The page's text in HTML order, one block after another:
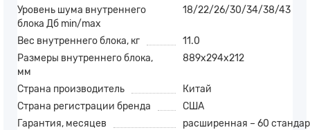
Уровень шума внутреннего
блока Дб min/max
18/22/26/30/34/38/43
Вес внутреннего блока, кг
11.0
Размеры внутреннего блока,
мм
889х294х212
Страна производитель
Китай
Страна регистрации бренда
США
Гарантия, месяцев
расширенная – 60